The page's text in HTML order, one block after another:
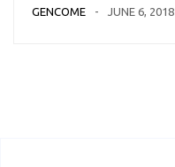
GENCOME JUNE 6, 2018